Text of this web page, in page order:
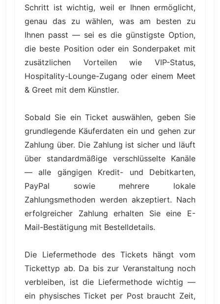
Schritt ist wichtig, weil er Ihnen ermöglicht,
genau das zu wählen, was am besten zu
Ihnen passt — sei es die günstigste Option,
die beste Position oder ein Sonderpaket mit
zusätzlichen Vorteilen wie VIP-Status,
Hospitality-Lounge-Zugang oder einem Meet
& Greet mit dem Künstler.
Sobald Sie ein Ticket auswählen, geben Sie
grundlegende Käuferdaten ein und gehen zur
Zahlung über. Die Zahlung ist sicher und läuft
über standardmäßige verschlüsselte Kanäle
— alle gängigen Kredit- und Debitkarten,
PayPal sowie mehrere lokale
Zahlungsmethoden werden akzeptiert. Nach
erfolgreicher Zahlung erhalten Sie eine E-
Mail-Bestätigung mit Bestelldetails.
Die Liefermethode des Tickets hängt vom
Tickettyp ab. Da bis zur Veranstaltung noch
verbleiben, ist die Liefermethode wichtig —
ein physisches Ticket per Post braucht Zeit,